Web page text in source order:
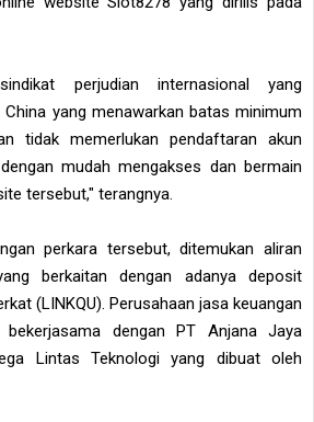
perjudian internasional yang
China yang menawarkan batas minimum
tidak memerlukan pendaftaran akun
mudah mengakses dan bermain
tersebut," terangnya.
perkara tersebut, ditemukan aliran
berkaitan dengan adanya deposit
(LINKQU). Perusahaan jasa keuangan
dengan PT Anjana Jaya
Lintas Teknologi yang dibuat oleh